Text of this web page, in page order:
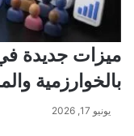
ميزات جديدة
بالخوارزمية
يونيو 17, 2026